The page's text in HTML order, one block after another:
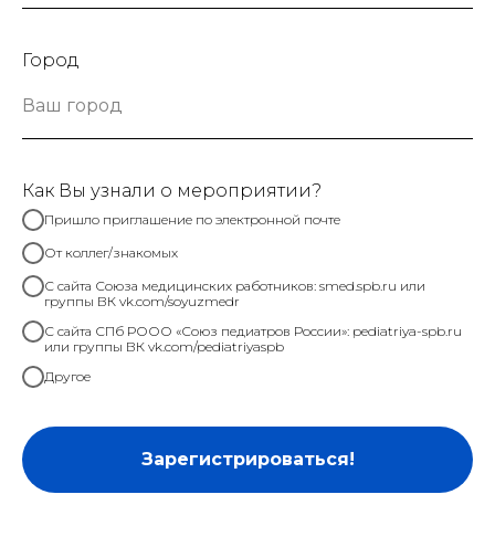
Город
Как Вы узнали о мероприятии?
Пришло приглашение по электронной почте
От коллег/знакомых
С сайта Союза медицинских работников: smed.spb.ru или
группы ВК vk.com/soyuzmedr
С сайта СПб РООО «Союз педиатров России»: pediatriya-spb.ru
или группы ВК vk.com/pediatriyaspb
Другое
Зарегистрироваться!